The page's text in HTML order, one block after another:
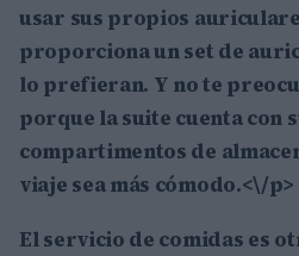
usar sus propios
proporciona un set de
lo prefieran. Y no te
porque la suite cuenta con
compartimentos de
viaje sea más cómodo.<\/p>
El servicio de comidas es